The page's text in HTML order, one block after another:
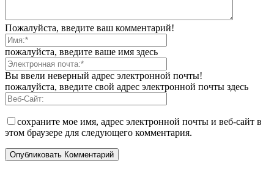
Пожалуйста, введите ваш комментарий!
пожалуйста, введите ваше имя здесь
Вы ввели неверный адрес электронной почты!
пожалуйста, введите свой адрес электронной почты здесь
сохраните мое имя, адрес электронной почты и веб-сайт в
этом браузере для следующего комментария.